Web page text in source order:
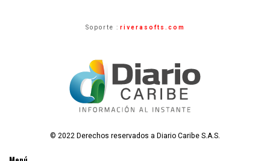
Soporte : riverasofts.com
© 2022 Derechos reservados a Diario Caribe S.A.S.